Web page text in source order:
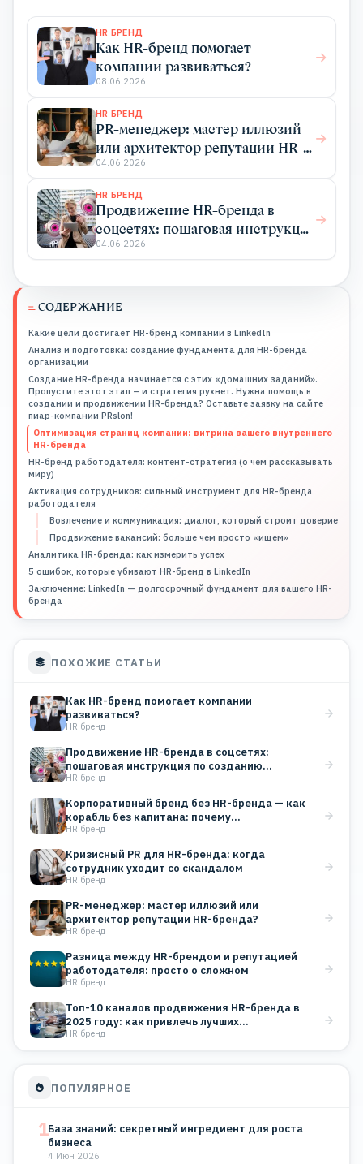
СОДЕРЖАНИЕ
Какие цели достигает HR-бренд компании в LinkedIn
Анализ и подготовка: создание фундамента для HR-бренда
организации
Создание HR-бренда начинается с этих «домашних заданий».
Пропустите этот этап – и стратегия рухнет. Нужна помощь в
создании и продвижении HR-бренда? Оставьте заявку на сайте
пиар-компании PRslon!
Оптимизация страниц компании: витрина вашего внутреннего
HR-бренда
HR-бренд работодателя: контент-стратегия (о чем рассказывать
миру)
Активация сотрудников: сильный инструмент для HR-бренда
работодателя
Вовлечение и коммуникация: диалог, который строит доверие
Продвижение вакансий: больше чем просто «ищем»
Аналитика HR-бренда: как измерить успех
5 ошибок, которые убивают HR-бренд в LinkedIn
Заключение: LinkedIn — долгосрочный фундамент для вашего HR-
бренда
ПОХОЖИЕ СТАТЬИ
Как HR-бренд помогает компании
развиваться?
HR бренд
Продвижение HR-бренда в соцсетях:
пошаговая инструкция по созданию
корпоративного блога
HR бренд
Корпоративный бренд без HR-бренда — как
корабль без капитана: почему…
HR бренд
Кризисный PR для HR-бренда: когда
сотрудник уходит со скандалом
HR бренд
PR-менеджер: мастер иллюзий или
архитектор репутации HR-бренда?
HR бренд
Разница между HR-брендом и репутацией
работодателя: просто о сложном
HR бренд
Топ-10 каналов продвижения HR-бренда в
2025 году: как привлечь лучших…
HR бренд
ПОПУЛЯРНОЕ
1База знаний: секретный ингредиент для роста
бизнеса
4 Июн 2026
HR БРЕНД
Как HR-бренд помогает
компании развиваться?
08.06.2026
HR БРЕНД
PR-менеджер: мастер иллюзий
или архитектор репутации HR-
бренда?
04.06.2026
HR БРЕНД
Продвижение HR-бренда в
соцсетях: пошаговая инструкция
по созданию корпоративного
блога
04.06.2026